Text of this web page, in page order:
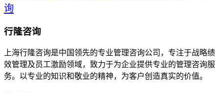
询
行隆咨询
上海行隆咨询是中国领先的专业管理咨询公司，专注于战略绩
效管理及员工激励领域，致力于为企业提供专业的管理咨询服
务。以专业的知识和敬业的精神，为客户创造真实的价值。